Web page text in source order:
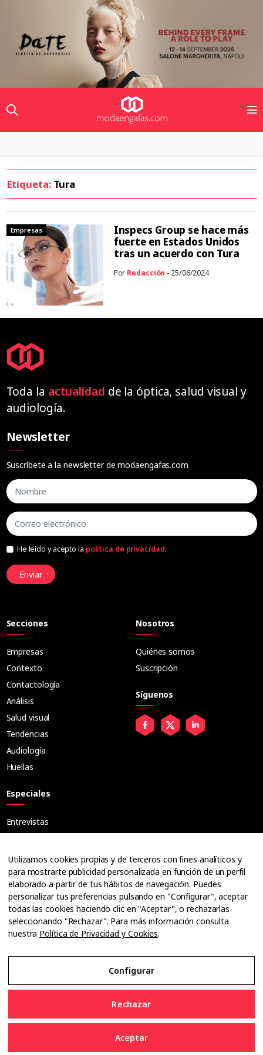
Etiqueta: Tura
Empresas
Inspecs Group se hace más
fuerte en Estados Unidos
tras un acuerdo con Tura
Por Redacción - 25/06/2024
Toda la actualidad de la óptica, salud visual y
audiología.
Newsletter
Suscríbete a la newsletter de modaengafas.com
He leído y acepto la política de privacidad.
Enviar
Secciones
Empresas
Contexto
Contactología
Análisis
Salud visual
Tendencias
Audiología
Huellas
Especiales
Entrevistas
Ópticos
Cuadernos
Guías
Dossier
Anuarios
Ofertas de empleo
Nosotros
Quiénes somos
Suscripción
Síguenos
Utilizamos cookies propias y de terceros con fines analíticos y
para mostrarte publicidad personalizada en función de un perfil
elaborado a partir de tus hábitos de navegación. Puedes
personalizar tus preferencias pulsando en "Configurar", aceptar
todas las cookies haciendo clic en "Aceptar", o rechazarlas
seleccionando "Rechazar". Para más información consulta
nuestra Política de Privacidad y Cookies.
Configurar
Rechazar
Aceptar
Aviso Legal
Política de Privacidad y Cookies
Configurar